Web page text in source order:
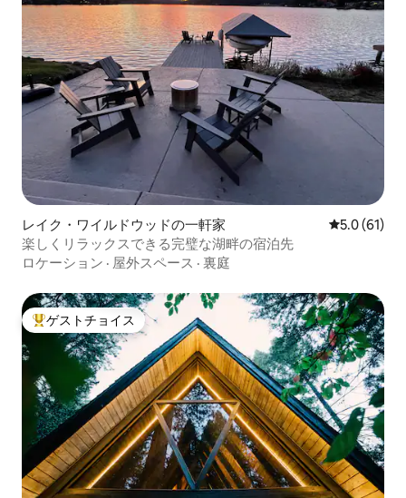
レイク・ワイルドウッドの一軒家 レビュー61
5.0 (61)
楽しくリラックスできる完璧な湖畔の宿泊先
ロケーション · 屋外スペース · 裏庭
大好評のゲストチョイスです。
ゲストチョイス